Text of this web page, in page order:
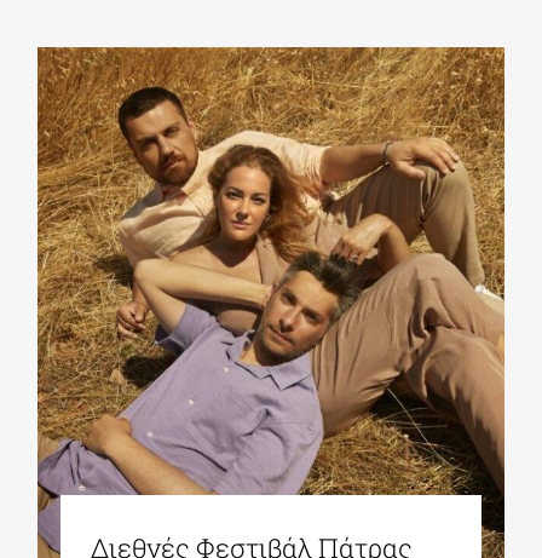
Διεθνές Φεστιβάλ Πάτρας